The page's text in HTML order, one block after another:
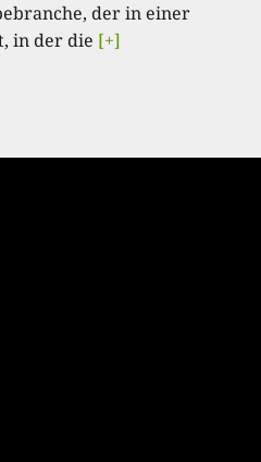
der in einer
in der die [+]